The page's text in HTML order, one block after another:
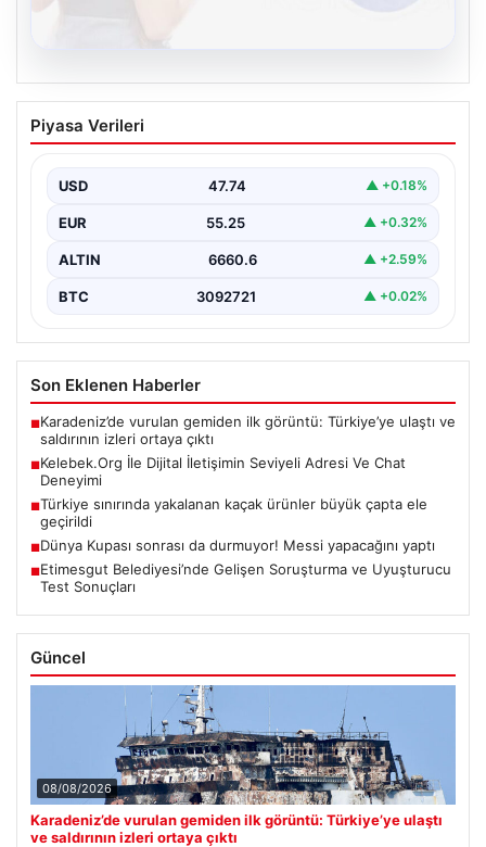
Kelebek.Org İle Dijital İletişimin Seviyeli
Adresi Ve Chat Deneyimi
kurması ciddi bir önem taşımaktadır. Halen birçok…
Piyasa Verileri
USD 47.74 ▲ +0.18%
EUR 55.25 ▲ +0.32%
ALTIN 6660.6 ▲ +2.59%
BTC 3092721 ▲ +0.02%
Son Eklenen Haberler
■Karadeniz’de vurulan gemiden ilk görüntü: Türkiye’ye ulaştı ve
saldırının izleri ortaya çıktı
■Kelebek.Org İle Dijital İletişimin Seviyeli Adresi Ve Chat
Deneyimi
■Türkiye sınırında yakalanan kaçak ürünler büyük çapta ele
geçirildi
■Dünya Kupası sonrası da durmuyor! Messi yapacağını yaptı
■Etimesgut Belediyesi’nde Gelişen Soruşturma ve Uyuşturucu
Test Sonuçları
Güncel
08/08/2026
Karadeniz’de vurulan gemiden ilk görüntü: Türkiye’ye ulaştı
ve saldırının izleri ortaya çıktı